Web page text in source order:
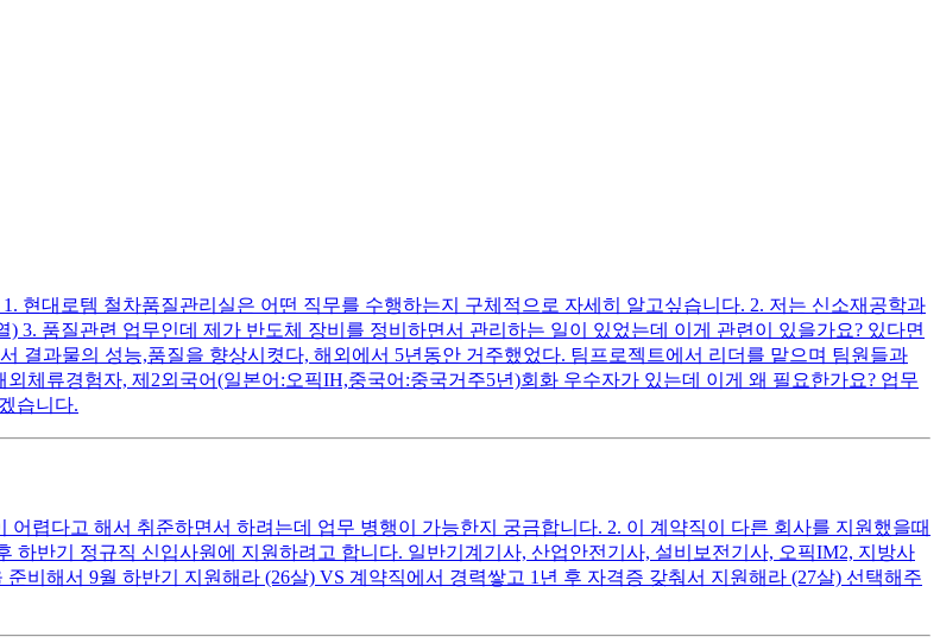
현대로템 철차품질관리실은 어떤 직무를 수행하는지 구체적으로 자세히 알고싶습니다. 2. 저는 신소재공학과
3. 품질관련 업무인데 제가 반도체 장비를 정비하면서 관리하는 일이 있었는데 이게 관련이 있을가요? 있다면
결과물의 성능,품질을 향상시켯다, 해외에서 5년동안 거주했었다. 팀프로젝트에서 리더를 맡으며 팀원들과
체류경험자, 제2외국어(일본어:오픽IH,중국어:중국거주5년)회화 우수자가 있는데 이게 왜 필요한가요? 업무
습니다.
렵다고 해서 취준하면서 하려는데 업무 병행이 가능한지 궁금합니다. 2. 이 계약직이 다른 회사를 지원했을때
하반기 정규직 신입사원에 지원하려고 합니다. 일반기계기사, 산업안전기사, 설비보전기사, 오픽IM2, 지방사
비해서 9월 하반기 지원해라 (26살) VS 계약직에서 경력쌓고 1년 후 자격증 갖춰서 지원해라 (27살) 선택해주